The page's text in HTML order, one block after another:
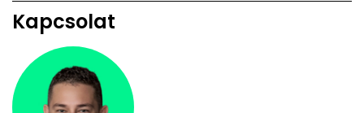
Kapcsolat